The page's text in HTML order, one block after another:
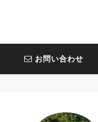
お問い合わせ